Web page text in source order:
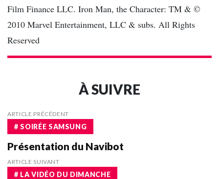
Film Finance LLC. Iron Man, the Character: TM & ©
2010 Marvel Entertainment, LLC & subs. All Rights
Reserved
À SUIVRE
ARTICLE PRÉCÉDENT
# SOIRÉE SAMSUNG
Présentation du Navibot
ARTICLE SUIVANT
# LA VIDÉO DU DIMANCHE